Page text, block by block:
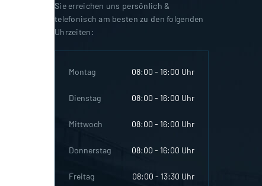
Sie erreichen uns persönlich &
telefonisch am besten zu den folgenden
Uhrzeiten:
Montag 08:00 - 16:00 Uhr
Dienstag 08:00 - 16:00 Uhr
Mittwoch 08:00 - 16:00 Uhr
Donnerstag 08:00 - 16:00 Uhr
Freitag 08:00 - 13:30 Uhr